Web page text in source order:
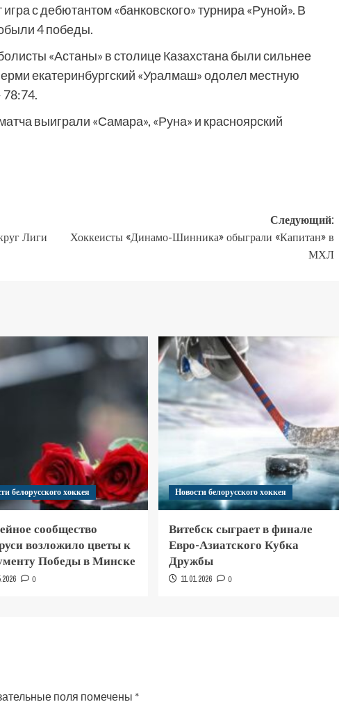
с дебютантом «банковского» турнира «Руной». В
4 победы.
«Астаны» в столице Казахстана были сильнее
екатеринбургский «Уралмаш» одолел местную
выиграли «Самара», «Руна» и красноярский
Лиги
Следующий:
Хоккеисты «Динамо-Шинника» обыграли «Капитан» в
МХЛ
белорусского хоккея
сообщество
возложило цветы к
Победы в Минске
0
Новости белорусского хоккея
Витебск сыграет в финале
Евро-Азиатского Кубка
Дружбы
11.01.2026 0
поля помечены *